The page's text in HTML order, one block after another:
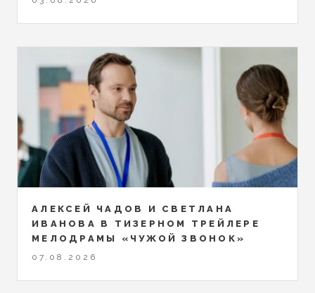
АЛЕКСЕЙ ЧАДОВ И СВЕТЛАНА
ИВАНОВА В ТИЗЕРНОМ ТРЕЙЛЕРЕ
МЕЛОДРАМЫ «ЧУЖОЙ ЗВОНОК»
07.08.2026